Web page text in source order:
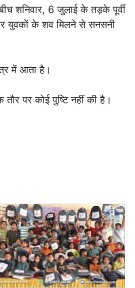
शनिवार, 6 जुलाई के तड़के पूर्वी
युवकाें के शव मिलने से सनसनी
में आता है।
पर काेई पुष्टि नहीं की है।